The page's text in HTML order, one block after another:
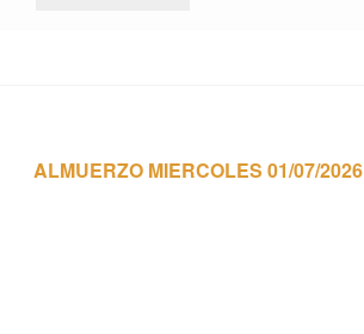
Siguiente:
ALMUERZO MIERCOLES 01/07/2026